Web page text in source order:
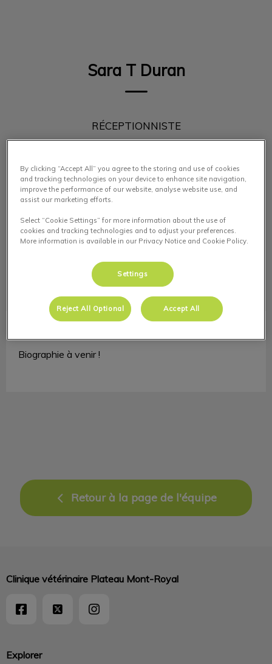
Sara T Duran
RÉCEPTIONNISTE
Biographie à venir !
Retour à la page de l'équipe
Explorer
Clinique vétérinaire Plateau Mont-Royal
By clicking “Accept All” you agree to the storing and use of cookies
and tracking technologies on your device to enhance site navigation,
improve the performance of our website, analyse website use, and
assist our marketing efforts.
Select “Cookie Settings” for more information about the use of
cookies and tracking technologies and to adjust your preferences.
More information is available in our Privacy Notice and Cookie Policy.
Settings
Reject All Optional Accept All